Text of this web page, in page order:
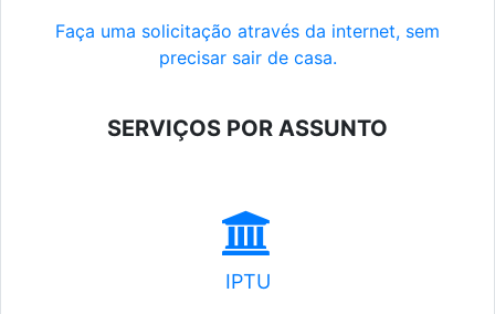
Faça uma solicitação através da internet, sem
precisar sair de casa.
SERVIÇOS POR ASSUNTO
IPTU